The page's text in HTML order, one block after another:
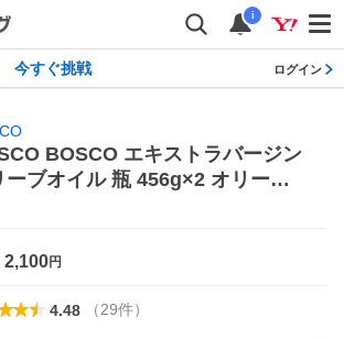
i
今すぐ挑戦 ログイン
BOSCO エキストラバージン
ーブオイル 瓶 456g×2 オリーブ
2,100円
4.48 （29件）